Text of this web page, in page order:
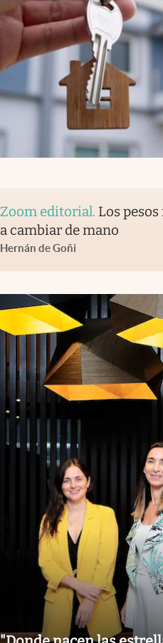
Zoom editorial. Los
a cambiar de mano
Hernán de Goñi